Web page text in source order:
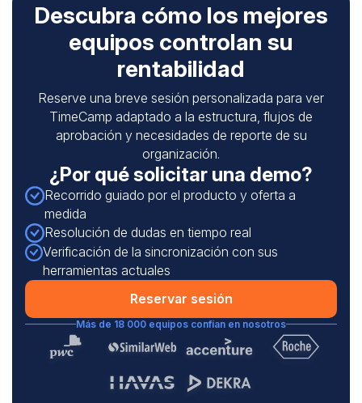
Descubra cómo los mejores
equipos controlan su
rentabilidad
Reserve una breve sesión personalizada para ver
TimeCamp adaptado a la estructura, flujos de
aprobación y necesidades de reporte de su
organización.
¿Por qué solicitar una demo?
Recorrido guiado por el producto y oferta a
medida
Resolución de dudas en tiempo real
Verificación de la sincronización con sus
herramientas actuales
Reservar sesión
Más de 18 000 equipos confían en nosotros